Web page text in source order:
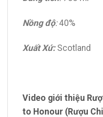
Nồng độ:40%
Xuất Xứ:Scotland
Video giới thiệu
to Honour (Rượu